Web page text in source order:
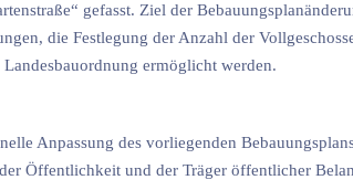
gefasst. Ziel der
die Festlegung der Anzahl der
ermöglicht werden.
Anpassung des vorliegenden
Öffentlichkeit und der Träger öffentlicher